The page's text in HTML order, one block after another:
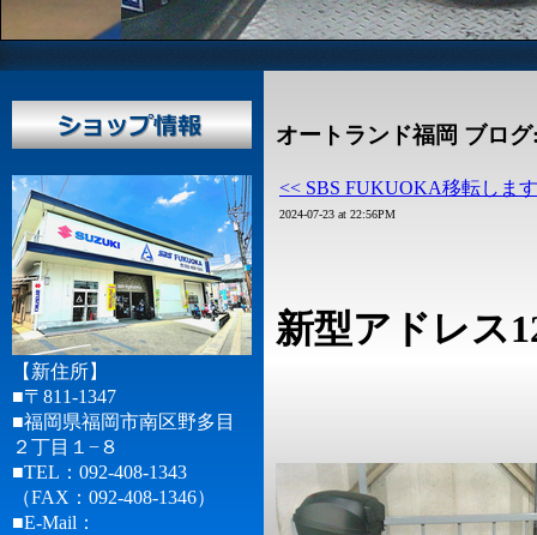
【新住所】
■〒811-1347
■福岡県福岡市南区野多目
２丁目１−８
■TEL：092-408-1343
（FAX：092-408-1346）
■E-Mail：
オートランド福岡 ブロ
<< SBS FUKUOKA移転します
2024-07-23 at 22:56PM
新型アドレ